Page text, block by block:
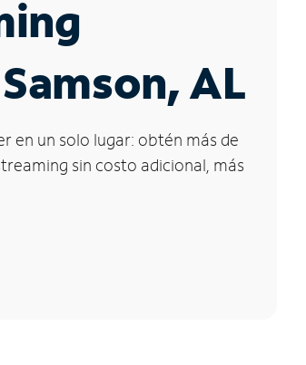
AL
en un solo lugar: obtén más de
sin costo adicional, más